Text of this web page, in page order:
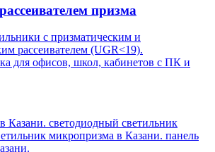
призма
с призматическим и
рассеивателем (UGR<19).
для офисов, школ, кабинетов с ПК и
Казани. светодиодный светильник
микропризма в Казани. панель
.